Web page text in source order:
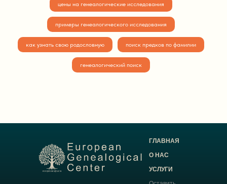
цены на генеалогические исследования
примеры генеалогического исследования
как узнать свою родословную поиск предков по фамилии
генеалогический поиск
УСЛУГИ
О НАС
ГЛАВНАЯ